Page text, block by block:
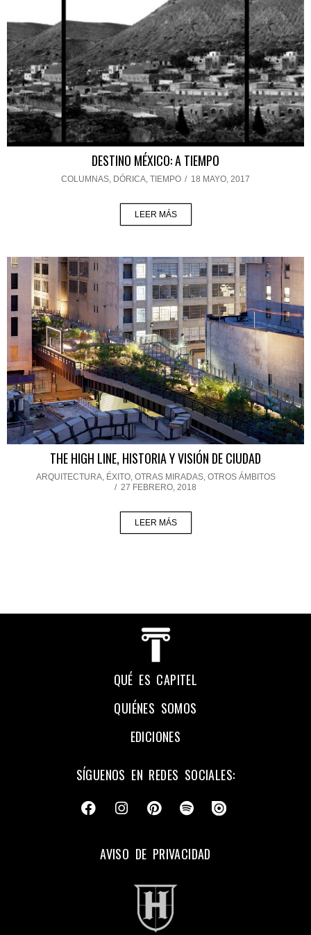
DESTINO MÉXICO: A TIEMPO
COLUMNAS, DÓRICA, TIEMPO / 18 MAYO, 2017
LEER MÁS
THE HIGH LINE, HISTORIA Y VISIÓN DE CIUDAD
ARQUITECTURA, ÉXITO, OTRAS MIRADAS, OTROS ÁMBITOS
/ 27 FEBRERO, 2018
LEER MÁS
QUÉ ES CAPITEL
QUIÉNES SOMOS
EDICIONES
SÍGUENOS EN REDES SOCIALES:
AVISO DE PRIVACIDAD